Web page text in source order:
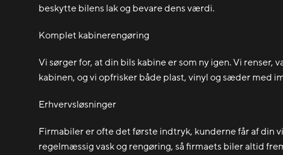
beskytte bilens lak og bevare dens værdi.
Komplet kabinerengøring
Vi sørger for, at din bils kabine er som ny igen. Vi renser,
kabinen, og vi opfrisker både plast, vinyl og sæder med
Erhvervsløsninger
Firmabiler er ofte det første indtryk, kunderne får af din
regelmæssig vask og rengøring, så firmaets biler altid